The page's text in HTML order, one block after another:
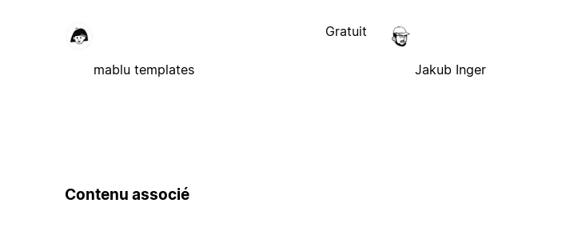
mablu templates
Gratuit
Jakub Inger
Contenu associé